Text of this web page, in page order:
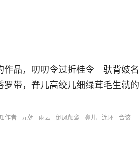
作品，叨叨令过折桂令 驮背妓名
带，脊儿高绞儿细绿茸毛生就的
作者 元朝 雨云 倒凤颠鸾 鼻儿 连环 合该